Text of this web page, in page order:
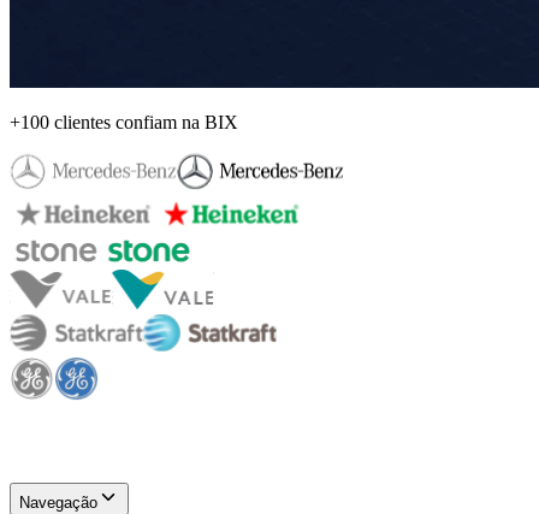
+100 clientes confiam na BIX
Navegação